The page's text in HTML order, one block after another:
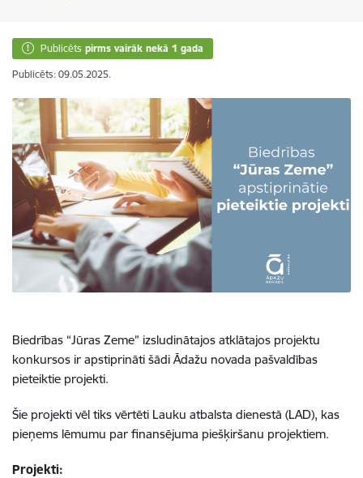
Publicēts pirms vairāk nekā 1 gada
Publicēts: 09.05.2025.
Biedrības “Jūras Zeme” izsludinātajos atklātajos projektu
konkursos ir apstiprināti šādi Ādažu novada pašvaldības
pieteiktie projekti.
Šie projekti vēl tiks vērtēti Lauku atbalsta dienestā (LAD), kas
pieņems lēmumu par finansējuma piešķiršanu projektiem.
Projekti: